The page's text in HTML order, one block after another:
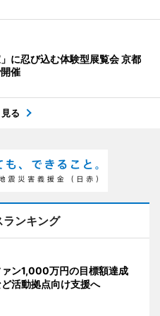
」に忍び込む体験型展覧会 京都
催
る
ランキング
ァン1,000万円の目標額達成
活動拠点向け支援へ